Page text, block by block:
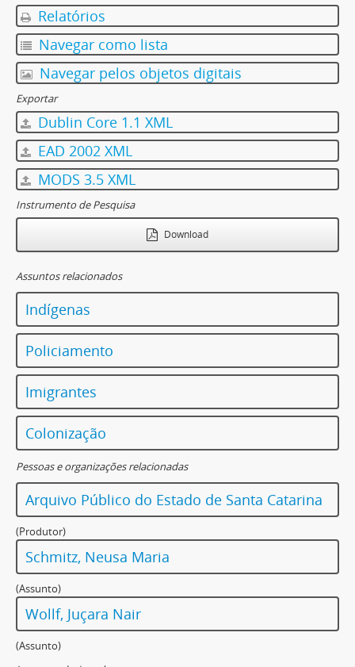
Relatórios
Navegar como lista
Navegar pelos objetos digitais
Exportar
Dublin Core 1.1 XML
EAD 2002 XML
MODS 3.5 XML
Instrumento de Pesquisa
Download
Assuntos relacionados
Indígenas
Policiamento
Imigrantes
Colonização
Pessoas e organizações relacionadas
Arquivo Público do Estado de Santa Catarina
(Produtor)
Schmitz, Neusa Maria
(Assunto)
Wollf, Juçara Nair
(Assunto)